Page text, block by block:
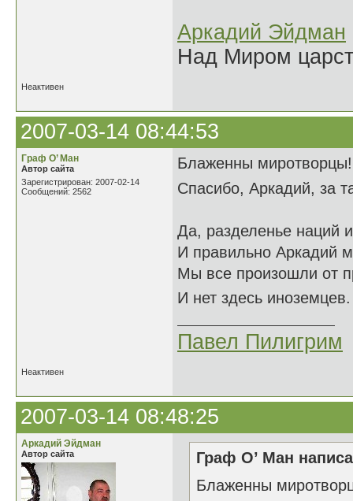
Аркадий Эйдман
Над Миром
Неактивен
2007-03-14 08:44:53
Граф О’ Ман
Автор сайта
Зарегистрирован: 2007-02-14
Сообщений: 2562
Блаженны миротворцы!
Спасибо, Аркадий, за
Да, разделенье наций
И правильно Аркадий
Мы все произошли от
И нет здесь
Павел Пилигрим
Неактивен
2007-03-14 08:48:25
Аркадий Эйдман
Автор сайта
Граф О’ Ман
Блаженны